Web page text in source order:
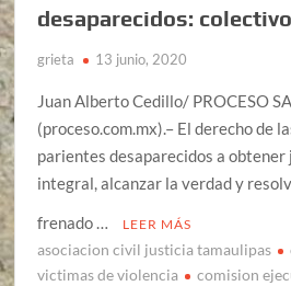
desaparecidos:
grieta 13 junio, 2020
Juan Alberto Cedillo/ PROCESO
(proceso.com.mx).– El derecho de
parientes desaparecidos a
integral, alcanzar la verdad y
frenado …
LEER MÁS
asociacion civil justicia tamaulipas
victimas de violencia
comision